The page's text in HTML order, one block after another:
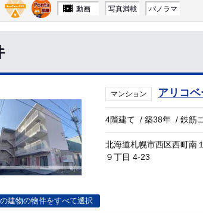
動画 写真満載 パノラマ
マンション アリコ
4階建て /築38年 /鉄筋
北海道札幌市西区西町南１
９丁目 4-23
の建物の物件をすべて選択